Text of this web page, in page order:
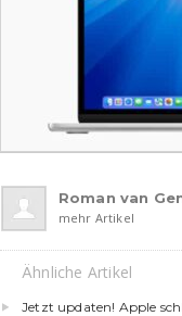
Roman van
mehr Artikel
Ähnliche Artikel
Jetzt updaten! Apple